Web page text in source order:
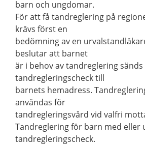
barn och ungdomar.
För att få tandreglering på
krävs först en
bedömning av en
beslutar att barnet
är i behov av tandreglering sänds
tandregleringscheck till
barnets hemadress.
användas för
tandregleringsvård vid valfri
Tandreglering för barn med eller
tandregleringscheck.